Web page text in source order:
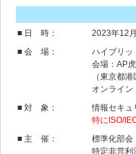
■ 日 時：
2023年12
■ 会 場：
ハイブリッ
会場：AP
（東京都
オンライ
■ 対 象：
情報セキ
特にISO/
■ 主 催：
標準化部
特定非営利